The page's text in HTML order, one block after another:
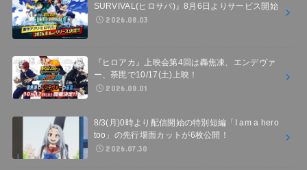
SURVIVAL(ヒロサバ)』8月6日よりサービス開始
2026.08.03
『ヒロアカ』上映会第4回は轟焦凍、エンデヴァ
ー、荼毘で10/17(土)上映！
2026.08.01
8/3(月)0時より配信開始の特別短編「I am a hero
too」の先行場面カットが6枚公開！
2026.07.30